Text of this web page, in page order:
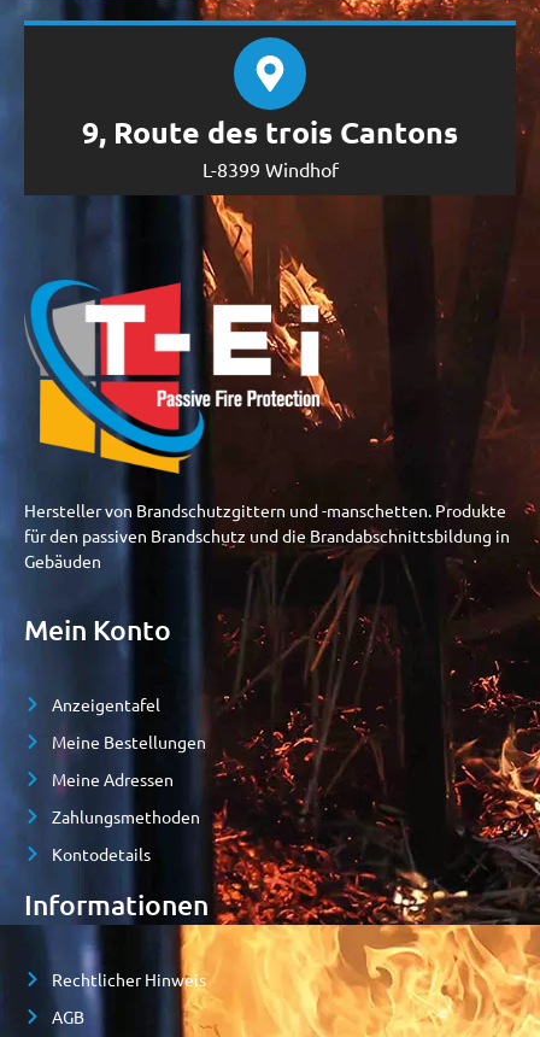
9, Route des trois Cantons
L-8399 Windhof
Hersteller von Brandschutzgittern und -manschetten. Produkte
für den passiven Brandschutz und die Brandabschnittsbildung in
Gebäuden
Mein Konto
Anzeigentafel
Meine Bestellungen
Meine Adressen
Zahlungsmethoden
Kontodetails
Informationen
Rechtlicher Hinweis
AGB